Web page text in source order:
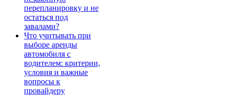
перепланировку и не
остаться под
завалами?
Что учитывать при
выборе аренды
автомобиля с
водителем: критерии,
условия и важные
вопросы к
провайдеру